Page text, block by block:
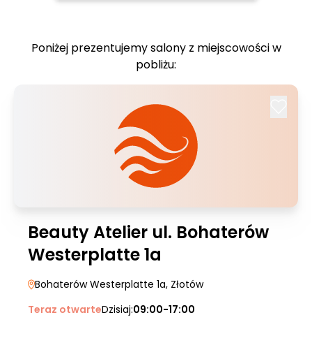
Poniżej prezentujemy salony z miejscowości w
pobliżu:
Beauty Atelier ul. Bohaterów
Westerplatte 1a
Bohaterów Westerplatte 1a, Złotów
Teraz otwarteDzisiaj:09:00-17:00